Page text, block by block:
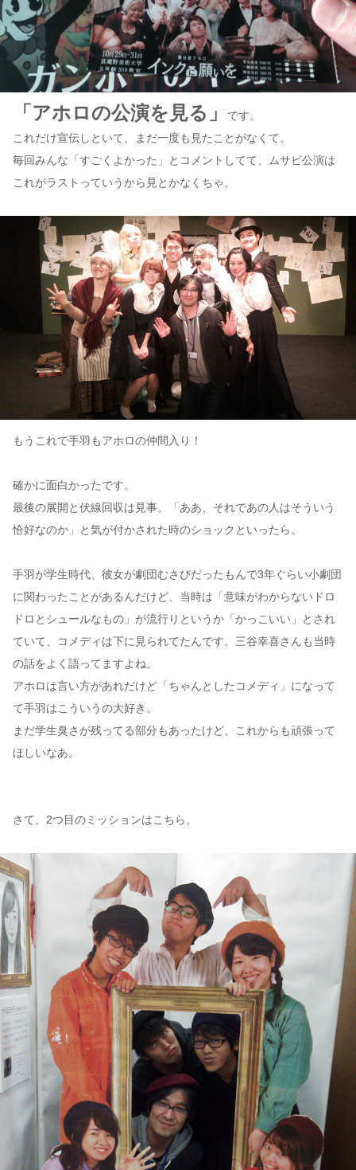
「アホロの公演を見る」
です。
これだけ宣伝しといて、まだ一度も見たことがなくて。
毎回みんな「すごくよかった」とコメントしてて、ムサビ公演は
これがラストっていうから見とかなくちゃ。
もうこれで手羽もアホロの仲間入り！
確かに面白かったです。
最後の展開と伏線回収は見事。「ああ、それであの人はそういう
恰好なのか」と気が付かされた時のショックといったら。
手羽が学生時代、彼女が劇団むさびだったもんで3年ぐらい小劇団
に関わったことがあるんだけど、当時は「意味がわからないドロ
ドロとシュールなもの」が流行りというか「かっこいい」とされ
ていて、コメディは下に見られてたんです。三谷幸喜さんも当時
の話をよく語ってますよね。
アホロは言い方があれだけど「ちゃんとしたコメディ」になって
て手羽はこういうの大好き。
まだ学生臭さが残ってる部分もあったけど、これからも頑張って
ほしいなあ。
さて、2つ目のミッションはこちら。